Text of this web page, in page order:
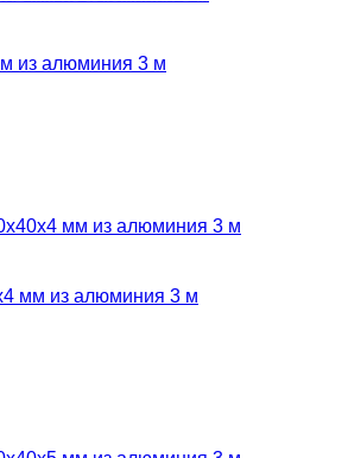
из алюминия 3 м
мм из алюминия 3 м